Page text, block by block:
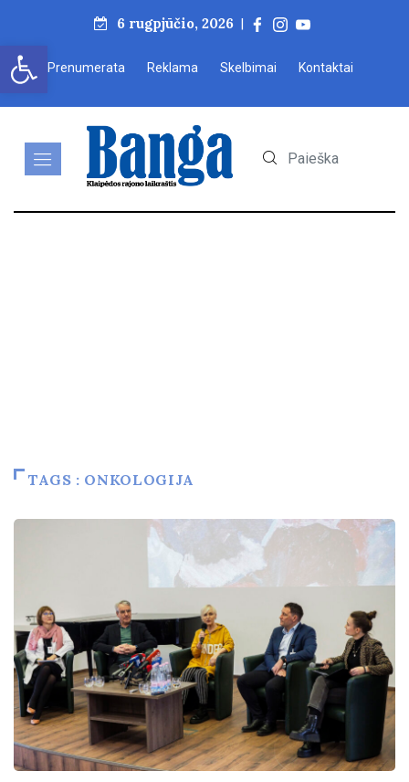
Open toolbar
6 rugpjūčio, 2026 |
Prenumerata Reklama Skelbimai Kontaktai
TAGS : ONKOLOGIJA